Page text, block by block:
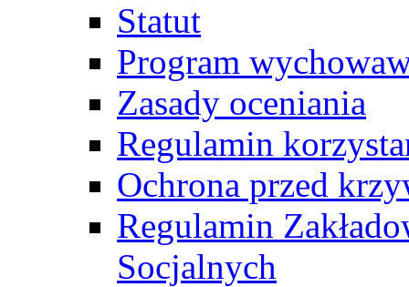
Statut
Program
Zasady oceniania
Regulamin
Ochrona przed
Regulamin
Socjalnych